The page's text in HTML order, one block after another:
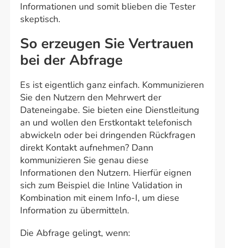
Informationen und somit blieben die Tester
skeptisch.
So erzeugen Sie Vertrauen
bei der Abfrage
Es ist eigentlich ganz einfach. Kommunizieren
Sie den Nutzern den Mehrwert der
Dateneingabe. Sie bieten eine Dienstleitung
an und wollen den Erstkontakt telefonisch
abwickeln oder bei dringenden Rückfragen
direkt Kontakt aufnehmen? Dann
kommunizieren Sie genau diese
Informationen den Nutzern. Hierfür eignen
sich zum Beispiel die Inline Validation in
Kombination mit einem Info-I, um diese
Information zu übermitteln.
Die Abfrage gelingt, wenn: